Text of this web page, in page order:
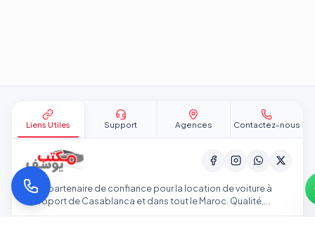
Liens Utiles Support Agences Contactez-nous
Votre partenaire de confiance pour la location de voiture à
l'aéroport de Casablanca et dans tout le Maroc. Qualité,